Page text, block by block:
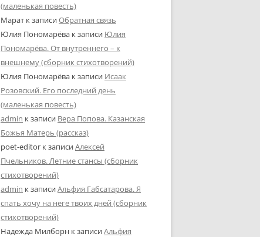
(маленькая повесть)
Марат к записиОбратная связь
Юлия Пономарёва к записи Юлия
Пономарёва. От внутреннего – к
внешнему (сборник стихотворений)
Юлия Пономарёва к записи Исаак
Розовский. Его последний день
(маленькая повесть)
admin к записи Вера Попова. Казанская
Божья Матерь (рассказ)
poet-editor к записиАлексей
Пчельников. Летние стансы (сборник
стихотворений)
admin к записиАльфия Габсатарова. Я
спать хочу на неге твоих дней (сборник
стихотворений)
Надежда Милборн к записиАльфия